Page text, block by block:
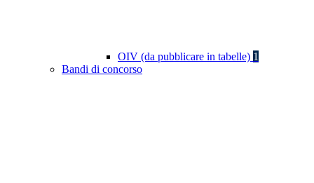
OIV (da pubblicare in tabelle) 1
Bandi di concorso